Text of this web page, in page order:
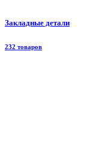
Закладные детали
232 товаров